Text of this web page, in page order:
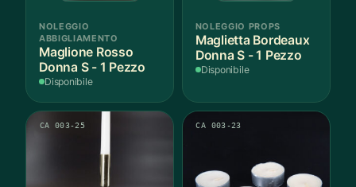
NOLEGGIO
ABBIGLIAMENTO
Maglione Rosso
Donna S - 1 Pezzo
Disponibile
NOLEGGIO PROPS
Maglietta Bordeaux
Donna S - 1 Pezzo
Disponibile
CA 003-25 CA 003-23